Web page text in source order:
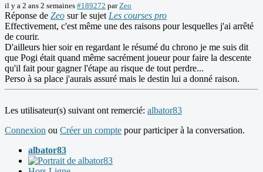
il y a 2 ans 2 semaines #189272 par Zeo
Réponse de Zeo sur le sujet Les courses pro
Effectivement, c'est même une des raisons pour lesquelles j'ai arrêté
de courir.
D'ailleurs hier soir en regardant le résumé du chrono je me suis dit
que Pogi était quand même sacrément joueur pour faire la descente
qu'il fait pour gagner l'étape au risque de tout perdre...
Perso à sa place j'aurais assuré mais le destin lui a donné raison.
Les utilisateur(s) suivant ont remercié: albator83
Connexion ou Créer un compte pour participer à la conversation.
albator83